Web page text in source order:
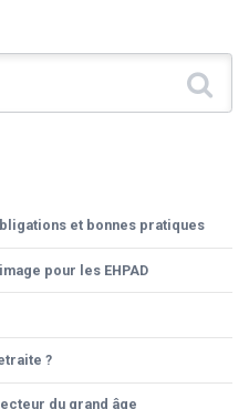
et bonnes pratiques
pour les EHPAD
?
du grand âge